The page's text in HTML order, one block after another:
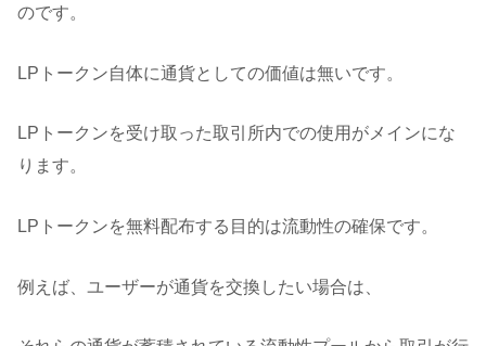
のです。
LPトークン自体に通貨としての価値は無いです。
LPトークンを受け取った取引所内での使用がメインにな
ります。
LPトークンを無料配布する目的は流動性の確保です。
例えば、ユーザーが通貨を交換したい場合は、